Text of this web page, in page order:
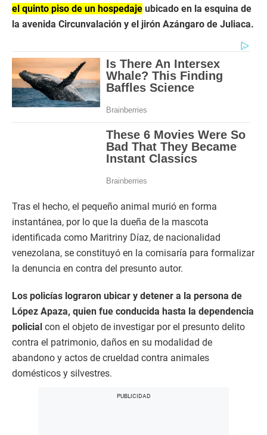
el quinto piso de un hospedaje ubicado en la esquina de
la avenida Circunvalación y el jirón Azángaro de Juliaca.
Tras el hecho, el pequeño animal murió en forma
instantánea, por lo que la dueña de la mascota
identificada como Maritriny Díaz, de nacionalidad
venezolana, se constituyó en la comisaría para formalizar
la denuncia en contra del presunto autor.
Los policías lograron ubicar y detener a la persona de
López Apaza, quien fue conducida hasta la dependencia
policial con el objeto de investigar por el presunto delito
contra el patrimonio, daños en su modalidad de
abandono y actos de crueldad contra animales
domésticos y silvestres.